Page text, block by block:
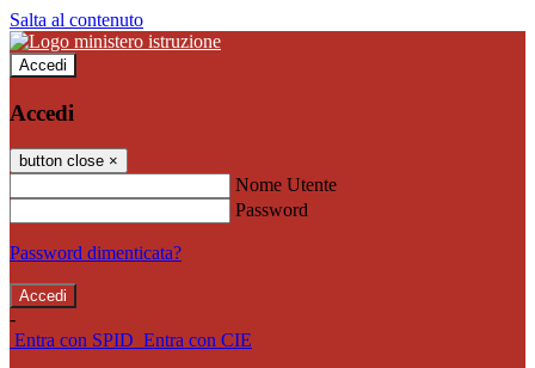
Salta al contenuto
Accedi
Accedi
button close ×
Nome Utente
Password
Password dimenticata?
-
Entra con SPID Entra con CIE